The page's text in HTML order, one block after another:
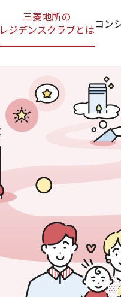
三菱地所の
レジデンスクラブとはコン